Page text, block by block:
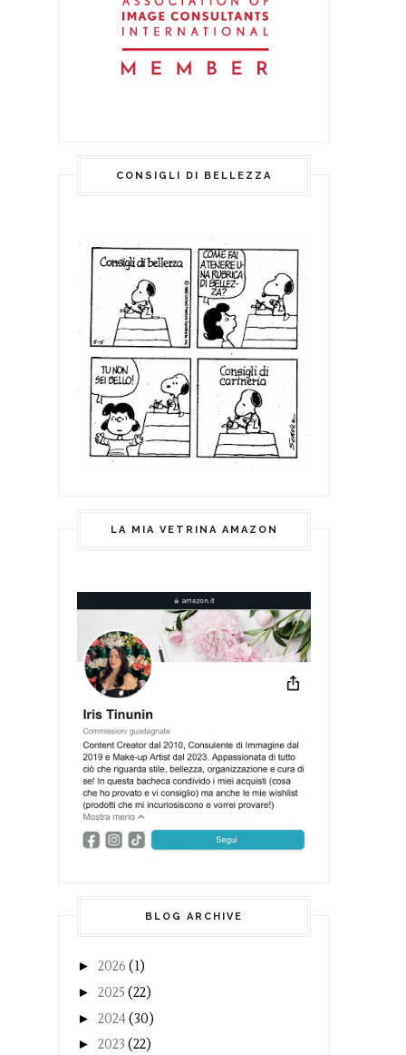
CONSIGLI DI BELLEZZA
LA MIA VETRINA AMAZON
BLOG ARCHIVE
► 2026 (1)
► 2025 (22)
► 2024(30)
► 2023 (22)